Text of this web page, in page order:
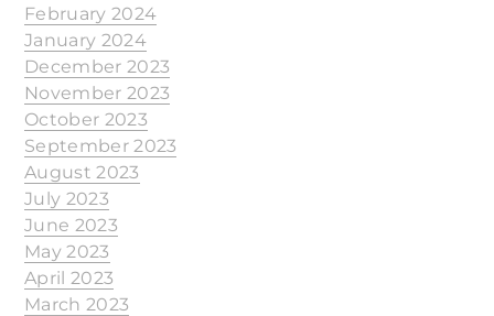
February 2024
January 2024
December 2023
November 2023
October 2023
September 2023
August 2023
July 2023
June 2023
May 2023
April 2023
March 2023